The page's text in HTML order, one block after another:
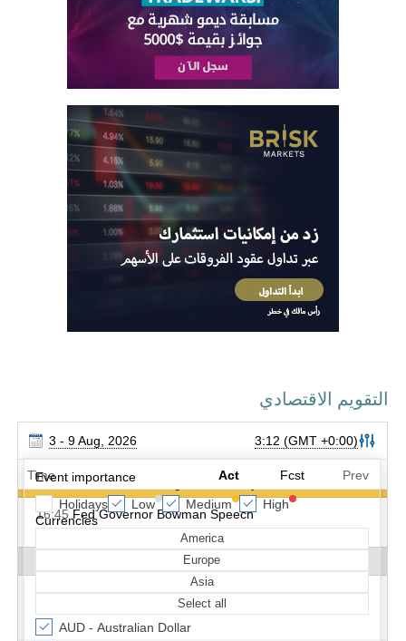
التقويم الاقتصادي